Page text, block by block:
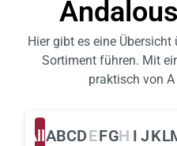
Hier gibt es eine
Sortiment führen. Mit
praktisch von
Alle
ABCDEFGH I JKL